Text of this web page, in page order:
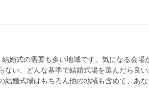
婚式の需要も多い地域です。気になる会場
ない、どんな基準で結婚式場を選んだら良
結婚式場はもちろん他の地域も含めて、あな